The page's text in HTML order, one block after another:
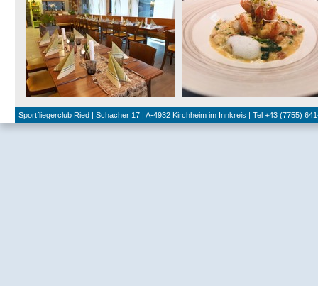
Sportfliegerclub Ried | Schacher 17 | A-4932 Kirchheim im Innkreis | Tel +43 (7755)